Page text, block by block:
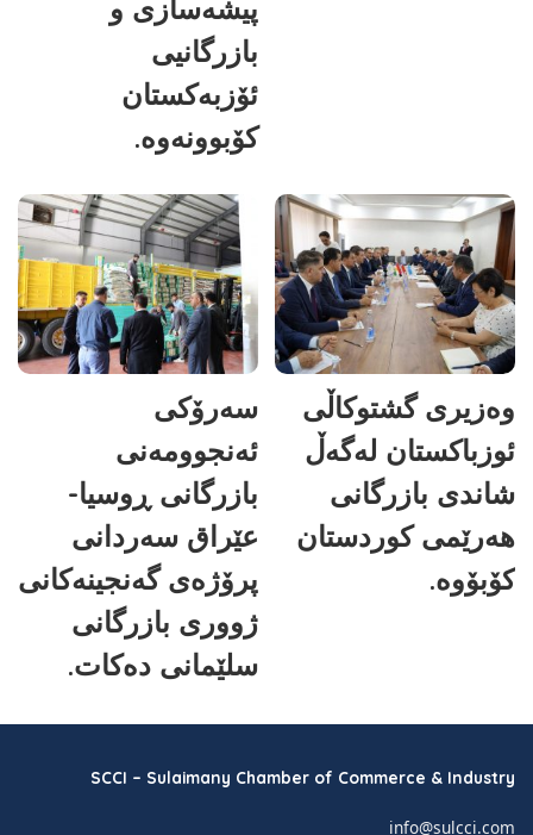
پیشەسازی و
بازرگانیی
ئۆزبەکستان
کۆبوونەوە.
وەزیری گشتوکاڵی
ئوزباکستان لەگەڵ
شاندی بازرگانی
هەرێمی کوردستان
کۆبۆوە.
سەرۆکی
ئەنجوومەنی
بازرگانی ڕوسیا-
عێراق سەردانی
پرۆژەی گەنجینەکانی
ژووری بازرگانی
سلێمانی دەکات.
SCCI – Sulaimany Chamber of Commerce & Industry
info@sulcci.com